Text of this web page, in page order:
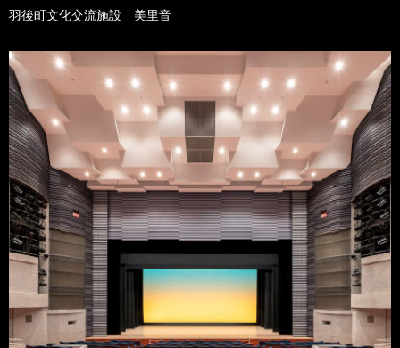
羽後町文化交流施設 美里音